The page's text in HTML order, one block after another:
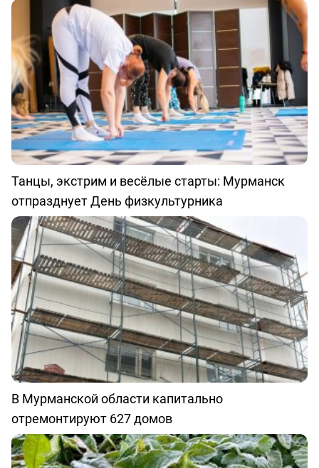
Танцы, экстрим и весёлые старты: Мурманск
отпразднует День физкультурника
В Мурманской области капитально
отремонтируют 627 домов